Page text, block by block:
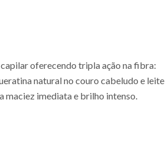
oferecendo tripla ação na fibra:
natural no couro cabeludo e leite
maciez imediata e brilho intenso.